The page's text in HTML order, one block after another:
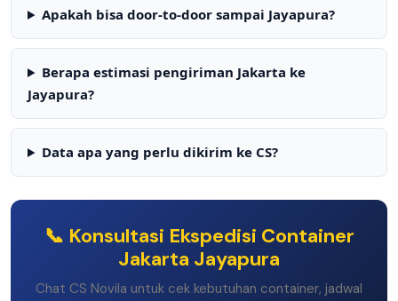
Apakah bisa door-to-door sampai Jayapura?
Berapa estimasi pengiriman Jakarta ke
Jayapura?
Data apa yang perlu dikirim ke CS?
📞 Konsultasi Ekspedisi Container
Jakarta Jayapura
Chat CS Novila untuk cek kebutuhan container, jadwal